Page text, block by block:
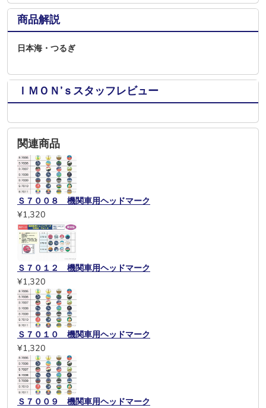
商品解説
日本海・つるぎ
ＩＭＯＮ’ｓスタッフレビュー
関連商品
Ｓ７００８ 機関車用ヘッドマーク
¥1,320
Ｓ７０１２ 機関車用ヘッドマーク
¥1,320
Ｓ７０１０ 機関車用ヘッドマーク
¥1,320
Ｓ７００９ 機関車用ヘッドマーク